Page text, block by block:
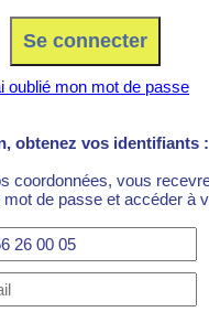
oublié mon mot de passe
obtenez vos identifiants :
coordonnées, vous
de passe et accéder à